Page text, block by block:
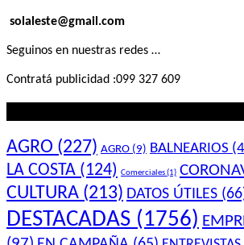
solaleste@gmail.com
Seguinos en nuestras redes …
Contratá publicidad :099 327 609
AGRO (227) AGRO (9) BALNEARIOS
LA COSTA (124) Comerciales(1)
CULTURA (213) DATOS ÚTILES
DESTACADAS (1756)